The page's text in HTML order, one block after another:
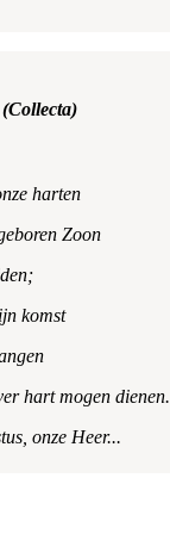
harten
Zoon
komst
hart mogen dienen.
onze Heer...